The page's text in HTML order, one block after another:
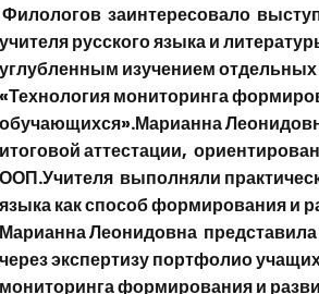
Филологов заинтересовало
учителя русского языка и
углубленным изучением
«Технология мониторинга
обучающихся».Марианна
итоговой аттестации,
ООП.Учителя выполняли
языка как способ формирования и
Марианна Леонидовна
через экспертизу портфолио
мониторинга формирования и